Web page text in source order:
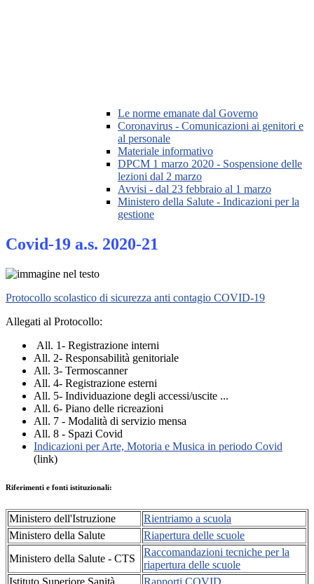
Le norme emanate dal Governo
Coronavirus - Comunicazioni ai genitori e
al personale
Materiale informativo
DPCM 1 marzo 2020 - Sospensione delle
lezioni dal 2 marzo
Avvisi - dal 23 febbraio al 1 marzo
Ministero della Salute - Indicazioni per la
gestione
Covid-19 a.s. 2020-21
Protocollo scolastico di sicurezza anti contagio COVID-19
Allegati al Protocollo:
All. 1- Registrazione interni
All. 2- Responsabilità genitoriale
All. 3- Termoscanner
All. 4- Registrazione esterni
All. 5- Individuazione degli accessi/uscite ...
All. 6- Piano delle ricreazioni
All. 7 - Modalità di servizio mensa
All. 8 - Spazi Covid
Indicazioni per Arte, Motoria e Musica in periodo Covid
(link)
Riferimenti e fonti istituzionali:
Ministero dell'Istruzione
Rientriamo a scuola
Ministero della Salute
Riapertura delle scuole
Ministero della Salute - CTS
Raccomandazioni tecniche per la
riapertura delle scuole
Istituto Superiore Sanità
Rapporti COVID